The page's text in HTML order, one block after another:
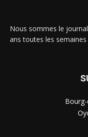
Nous sommes le
ans toutes les